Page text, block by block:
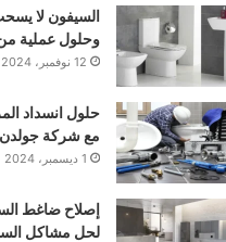
السيفون لا
وحلول عملية
12 نوفمبر، 2024
حلول انسداد
مع شركة جولدن بايب
1 ديسمبر، 2024
إصلاح ضاغط
لحل مشاكل